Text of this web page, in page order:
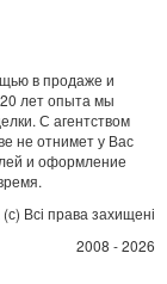
в продаже и
лет опыта мы
С агентством
не отнимет у Вас
и оформление
Всі права захищені
2008 - 2026